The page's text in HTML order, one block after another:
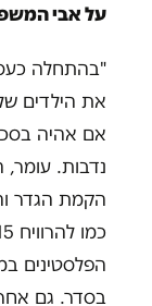
על אבי
"בהתחלה
את הילדים
אם אהיה
הקמת הגדר
הפלסטינים
בסדר. גם